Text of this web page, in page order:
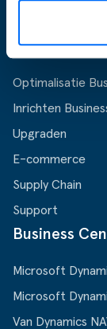
Wat wij doen
Optimalisatie
Inrichten
Upgraden
E-commerce
Supply Chain
Support
Business
Microsoft
Microsoft
Van Dynamics